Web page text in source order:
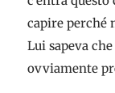
capire perché
Lui sapeva
ovviamente